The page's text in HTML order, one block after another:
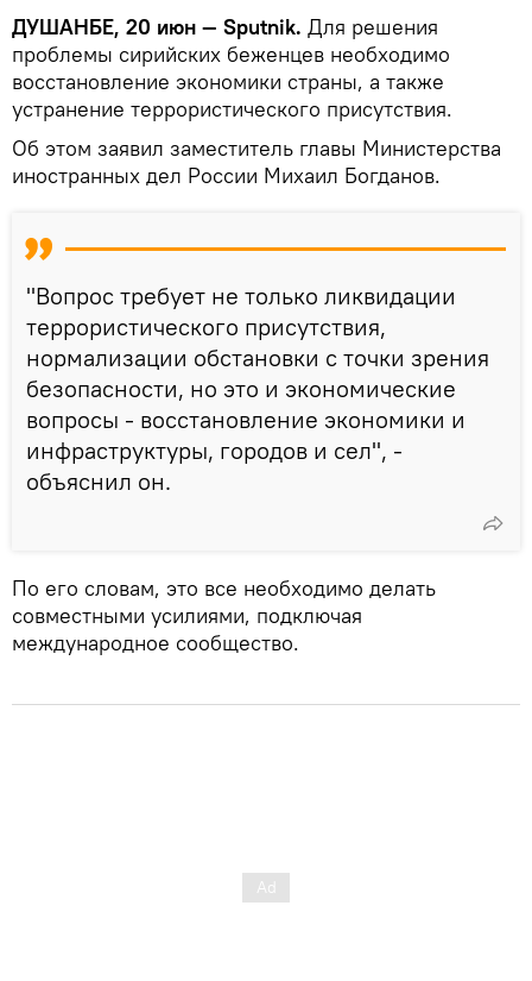
ДУШАНБЕ, 20 июн — Sputnik. Для решения
проблемы сирийских беженцев необходимо
восстановление экономики страны, а также
устранение террористического присутствия.
Об этом заявил заместитель главы Министерства
иностранных дел России Михаил Богданов.
"Вопрос требует не только ликвидации
террористического присутствия,
нормализации обстановки с точки зрения
безопасности, но это и экономические
вопросы - восстановление экономики и
инфраструктуры, городов и сел", -
объяснил он.
По его словам, это все необходимо делать
совместными усилиями, подключая
международное сообщество.